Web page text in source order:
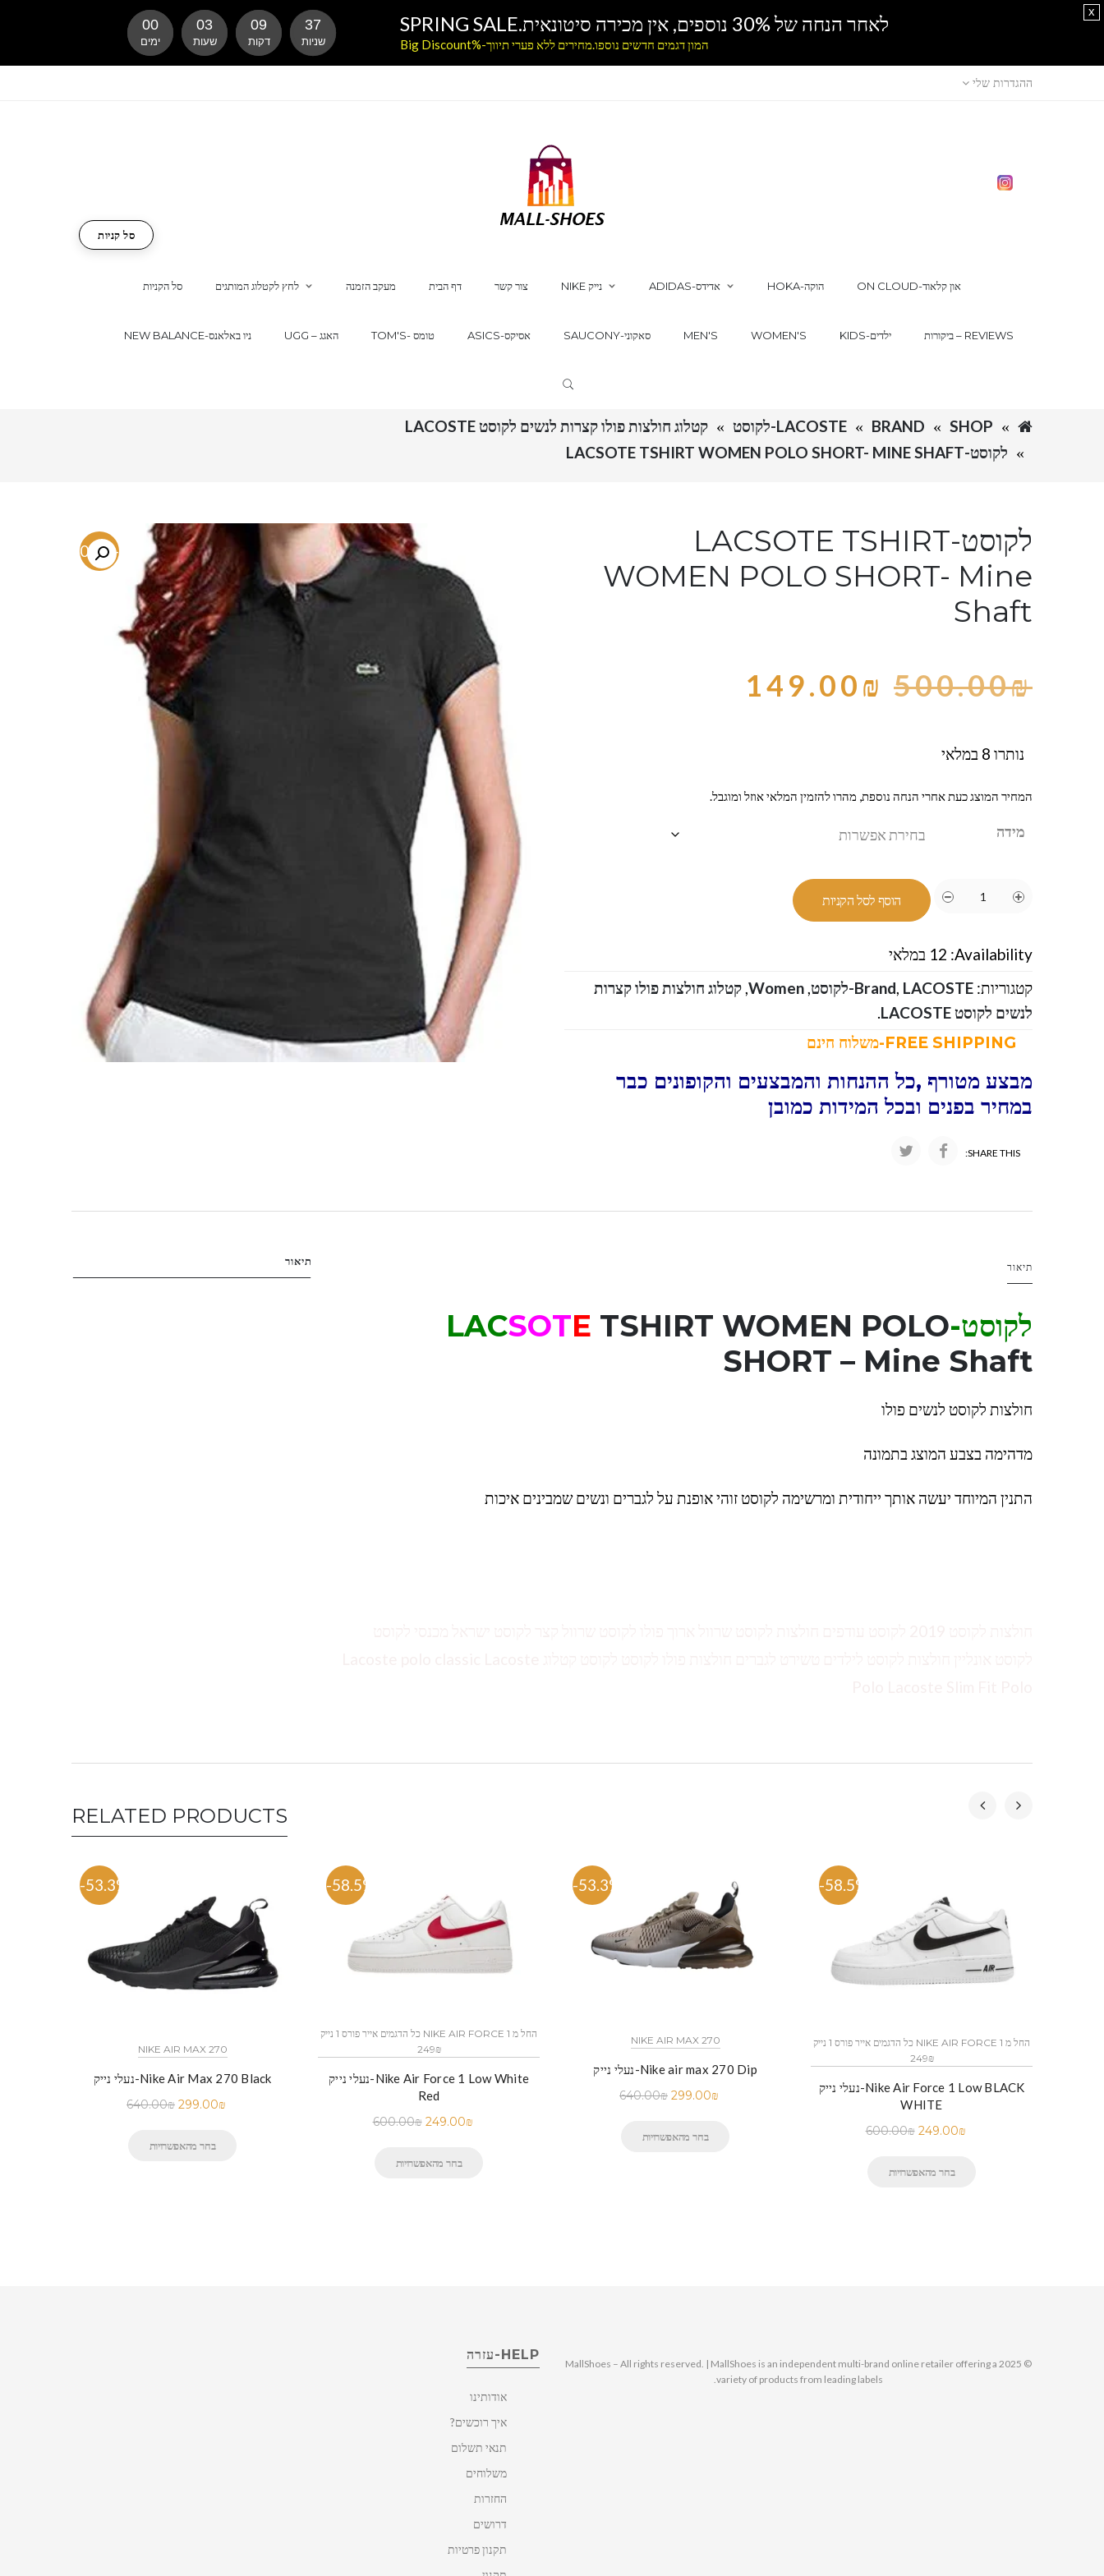
ההגדרות שלי
סל הקניות לחץ לקטלוג המותגים מעקב הזמנה דף הבית צור קשר NIKE נייק ADIDAS-אדידס HOKA-הוקה ON CLOUD-און קלאוד
NEW BALANCE-ניו באלאנס UGG – האגג TOM'S- טומס ASICS-אסיקס SAUCONY-סאקוני MEN'S WOMEN'S KIDS-ילדים ביקורות – REVIEWS
סל קניות
SHOP
BRAND LACOSTE-לקוסט
קטלוג חולצות פולו קצרות לנשים לקוסט LACOSTE
לקוסט-LACSOTE TSHIRT WOMEN POLO SHORT- MINE SHAFT
-70.2%
לקוסט-LACSOTE TSHIRT
WOMEN POLO SHORT- Mine
Shaft
500.00₪
149.00₪
נותרו 8 במלאי
המחיר המוצג כעת אחרי הנחה נוספת, מהרו להזמין המלאי אוזל ומוגבל.
מידה
הוסף לסל הקניות
Availability: 12 במלאי
קטגוריות:
Brand, LACOSTE-לקוסט ,
Women
,קטלוג חולצות פולו קצרות
לנשים לקוסט LACOSTE
.
מבצע מטורף ,כל ההנחות והמבצעים והקופונים כבר
במחיר בפנים ובכל המידות כמובן
SHARE THIS:
תיאור תיאור
לקוסט-LAC SOTE TSHIRT WOMEN POLO
SHORT – Mine Shaft
חולצות לקוסט לנשים פולו
מדהימה בצבע המוצג בתמונה
התנין המיוחד יעשה אותך ייחודית ומרשימה לקוסט זוהי אופנת על לגברים ונשים שמבינים איכות
RELATED PRODUCTS
-53.3%
NIKE AIR MAX 270
נעלי נייק-Nike Air Max 270 Black
640.00₪ 299.00₪
בחר מהאפשרויות
-58.5%
כל הדגמים אייר פורס 1 נייק NIKE AIR FORCE 1 החל מ
249₪
נעלי נייק-Nike Air Force 1 Low White
Red
600.00₪ 249.00₪
בחר מהאפשרויות
-53.3%
NIKE AIR MAX 270
נעלי נייק-Nike air max 270 Dip
640.00₪ 299.00₪
בחר מהאפשרויות
-58.5%
כל הדגמים אייר פורס 1 נייק NIKE AIR FORCE 1 החל מ
249₪
נעלי נייק-Nike Air Force 1 Low BLACK
WHITE
600.00₪ 249.00₪
בחר מהאפשרויות
HELP-עזרה
אודותינו
איך רוכשים?
תנאי תשלום
משלוחים
החזרות
דרושים
תקנון פרטיות
© 2025 MallShoes – All rights reserved. | MallShoes is an independent multi-brand online retailer offering a
variety of products from leading labels.
לאחר הנחה של 30% נוספים, אין מכירה סיטונאית.SPRING SALE
המון דגמים חדשים נוספו.מחירים ללא פערי תיווך-%Big Discount
00
ימים
03
שעות
09
דקות
36
שניות
x